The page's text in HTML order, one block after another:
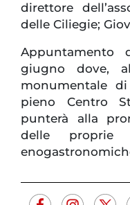
direttore
delle Ciliegie;
giugno dove,
monumentale
pieno Centro
punterà alla
delle proprie